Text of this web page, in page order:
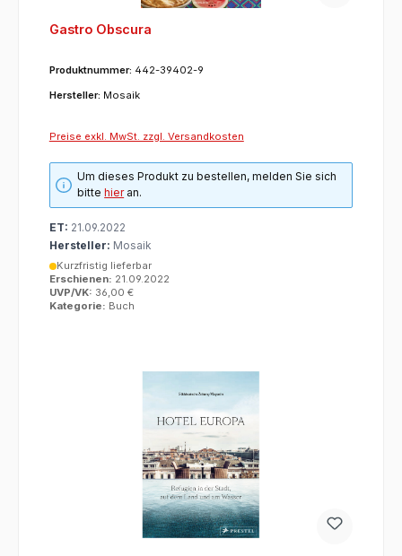
Gastro Obscura
Produktnummer: 442-39402-9
Hersteller: Mosaik
Preise exkl. MwSt. zzgl. Versandkosten
Um dieses Produkt zu bestellen, melden Sie sich
bittehieran.
ET: 21.09.2022
Hersteller: Mosaik
Kurzfristig lieferbar
Erschienen: 21.09.2022
UVP/VK: 36,00 €
Kategorie: Buch